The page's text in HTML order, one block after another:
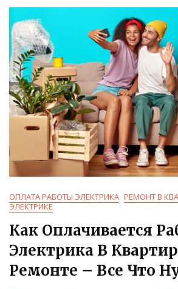
ОПЛАТА РАБОТЫ ЭЛЕКТРИКА РЕМОНТ В
ЭЛЕКТРИКЕ
Как Оплачивается
Электрика В
Ремонте – Все Что